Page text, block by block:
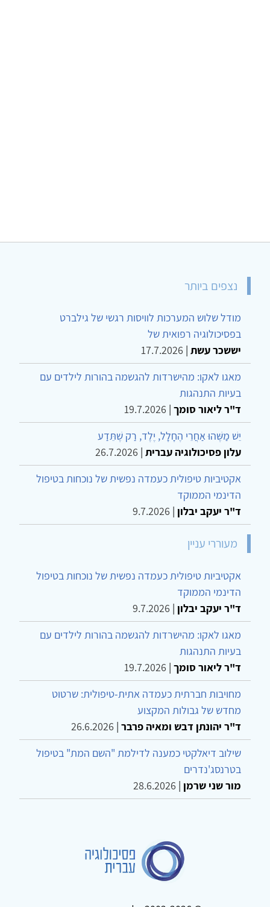
נצפים ביותר
מודל שלוש המערכות לוויסות רגשי של גילברט
בפסיכולוגיה רפואית של
יששכר עשת |
17.7.2026
מאגו לאקו: מהישרדות להגשמה בהורות לילדים עם
בעיות התנהגות
ד"ר ליאור סומך |
19.7.2026
יֵשׁ מַשֶּׁהוּ אַחֲרֵי הֶחָלָל, יֶלֶד, רַק שֶׁתֵּדַע
עלון פסיכולוגיה עברית |
26.7.2026
אקטיביות טיפולית כעמדה נפשית של נוכחות בטיפול
הדינמי הממוקד
ד"ר יעקב יבלון |
9.7.2026
מעוררי עניין
אקטיביות טיפולית כעמדה נפשית של נוכחות בטיפול
הדינמי הממוקד
ד"ר יעקב יבלון |
9.7.2026
מאגו לאקו: מהישרדות להגשמה בהורות לילדים עם
בעיות התנהגות
ד"ר ליאור סומך |
19.7.2026
מחויבות חברתית כעמדה אתית-טיפולית: שרטוט
מחדש של גבולות המקצוע
ד"ר יהונתן דבש ומאיה פרבר |
26.6.2026
שילוב דיאלקטי כמענה לדילמת "השם המת" בטיפול
בטרנסג'נדרים
מור שני שרמן |
28.6.2026